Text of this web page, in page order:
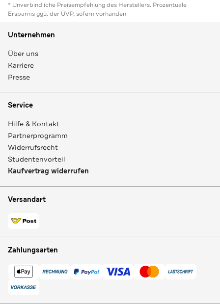
* Unverbindliche Preisempfehlung des Herstellers. Prozentuale
Ersparnis ggü. der UVP, sofern vorhanden
Unternehmen
Über uns
Karriere
Presse
Service
Hilfe & Kontakt
Partnerprogramm
Widerrufsrecht
Studentenvorteil
Kaufvertrag widerrufen
Versandart
Zahlungsarten